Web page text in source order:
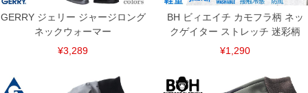
GERRY ジェリー ジャージロング
ネックウォーマー
¥3,289
BH ビィエイチ カモフラ柄 ネッ
クゲイター ストレッチ 迷彩柄
¥1,290